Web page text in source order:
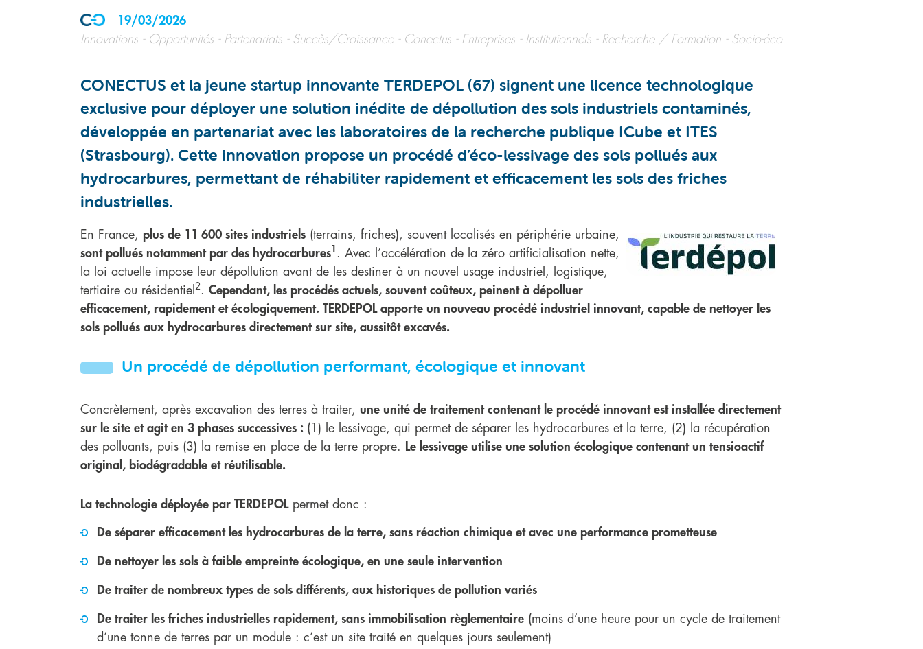
19/03/2026
Innovations
Opportunités Partenariats Succès/Croissance Conectus Entreprises Institutionnels Recherche / Formation Socio-éco
CONECTUS et la jeune startup innovante TERDEPOL (67) signent une licence technologique
exclusive pour déployer une solution inédite de dépollution des sols industriels contaminés,
développée en partenariat avec les laboratoires de la recherche publique ICube et ITES
(Strasbourg). Cette innovation propose un procédé d’éco-lessivage des sols pollués aux
hydrocarbures, permettant de réhabiliter rapidement et efficacement les sols des friches
industrielles.
En France, plus de 11 600 sites industriels (terrains, friches), souvent localisés en périphérie urbaine,
sont pollués notamment par des hydrocarbures . Avec l’accélération de la zéro artificialisation nette,
la loi actuelle impose leur dépollution avant de les destiner à un nouvel usage industriel, logistique,
tertiaire ou résidentiel 2 . Cependant, les procédés actuels, souvent coûteux, peinent à dépolluer
efficacement, rapidement et écologiquement. TERDEPOL apporte un nouveau procédé industriel innovant, capable de nettoyer les
sols pollués aux hydrocarbures directement sur site, aussitôt excavés.
Un procédé de dépollution performant, écologique et innovant
Concrètement, après excavation des terres à traiter, une unité de traitement contenant le procédé innovant est installée directement
sur le site et agit en 3 phases successives : (1) le lessivage, qui permet de séparer les hydrocarbures et la terre, (2) la récupération
des polluants, puis (3) la remise en place de la terre propre.
Le lessivage utilise une solution écologique contenant un tensioactif
original, biodégradable et réutilisable.
La technologie déployée par TERDEPOLpermet donc :
De séparer efficacement les hydrocarbures de la terre, sans réaction chimique et avec une performance prometteuse
De nettoyer les sols à faible empreinte écologique, en une seule intervention
De traiter de nombreux types de sols différents, aux historiques de pollution variés
De traiter les friches industrielles rapidement, sans immobilisation règlementaire (moins d’une heure pour un cycle de traitement
d’une tonne de terres par un module : c’est un site traité en quelques jours seulement)